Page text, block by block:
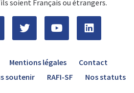
soient Français ou étrangers.
Mentions légales
Contact
soutenir RAFI-SF Nos statuts